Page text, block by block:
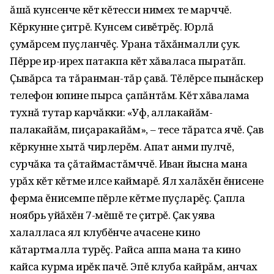
ăшă кунсенче кĕтӱ кĕтесси нимех те марччĕ.
Кĕркунне çитрĕ. Кунсем сивĕтрĕç. Юрлă
çумăрсем пуçланчĕç. Урана тăхăнмалли çук.
Пĕрре ир-ирех патакпа кĕтӱ хăваласа пыратăп.
Ҫывăрса та тăранман-тăр çавă. Тĕлĕрсе пынăскер
телефон юпине пырса çапăнтăм. Кĕтӱ хăвалама
тухнă тутар карчăкки: «Уф, аллакайăм-
палакайăм, пиçаракайăм», – тесе тăратса ячĕ. Ҫав
кĕркунне хытă чирлерĕм. Апат анми пулчĕ,
сурчăка та çăтаймастăмччĕ. Иван йысна мана
урăх кĕтӱ кĕтме илсе каймарĕ. Ял халăхĕн ĕнисене
ферма ĕнисемпе пĕрле кĕтме пуçларĕç. Ҫапла
ноябрь уйăхĕн 7-мĕшĕ те çитрĕ. Ҫак уява
халалласа ял клубĕнче ачасене кино
кăтартмалла турĕç. Райса аппа мана та кино
кайса курма ирĕк пачĕ. Эпĕ клуба кайрăм, анчах